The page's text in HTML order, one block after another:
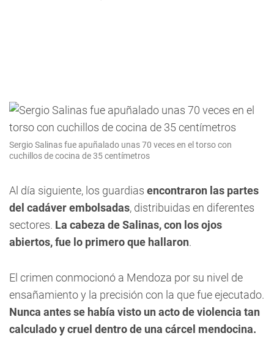
Sergio Salinas fue apuñalado unas 70 veces en el torso con
cuchillos de cocina de 35 centímetros
Al día siguiente, los guardias encontraron las partes
del cadáver embolsadas, distribuidas en diferentes
sectores. La cabeza de Salinas, con los ojos
abiertos, fue lo primero que hallaron.
El crimen conmocionó a Mendoza por su nivel de
ensañamiento y la precisión con la que fue ejecutado.
Nunca antes se había visto un acto de violencia tan
calculado y cruel dentro de una cárcel mendocina.